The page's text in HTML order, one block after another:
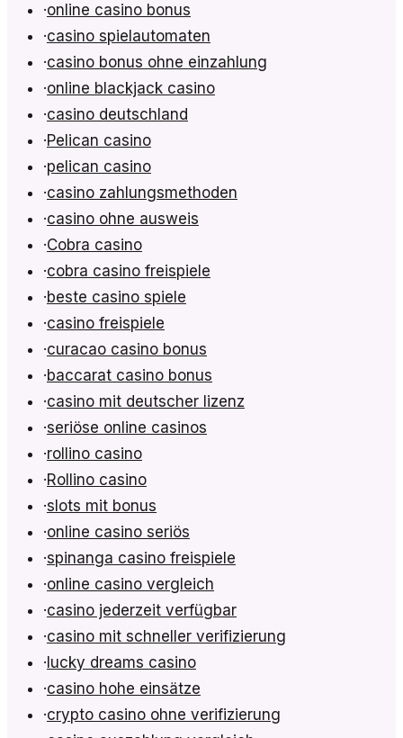
·online casino bonus
·casino spielautomaten
·casino bonus ohne einzahlung
·online blackjack casino
·casino deutschland
·Pelican casino
·pelican casino
·casino zahlungsmethoden
·casino ohne ausweis
·Cobra casino
·cobra casino freispiele
·beste casino spiele
·casino freispiele
·curacao casino bonus
·baccarat casino bonus
·casino mit deutscher lizenz
·seriöse online casinos
·rollino casino
·Rollino casino
·slots mit bonus
·online casino seriös
·spinanga casino freispiele
·online casino vergleich
·casino jederzeit verfügbar
·casino mit schneller verifizierung
· lucky dreams casino
·casino hohe einsätze
·crypto casino ohne verifizierung